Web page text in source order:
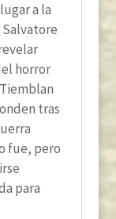
a la
horror
tras
fue, pero
para